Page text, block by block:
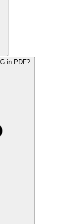
in PDF?